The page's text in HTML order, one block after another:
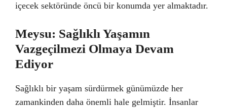
içecek sektöründe öncü bir konumda yer almaktadır.
Meysu: Sağlıklı Yaşamın
Vazgeçilmezi Olmaya Devam
Ediyor
Sağlıklı bir yaşam sürdürmek günümüzde her
zamankinden daha önemli hale gelmiştir. İnsanlar